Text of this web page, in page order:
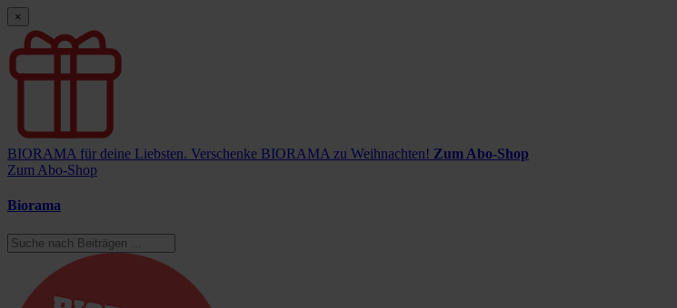
×
BIORAMA für deine Liebsten. Verschenke BIORAMA zu Weihnachten! Zum Abo-Shop
Zum Abo-Shop
Biorama